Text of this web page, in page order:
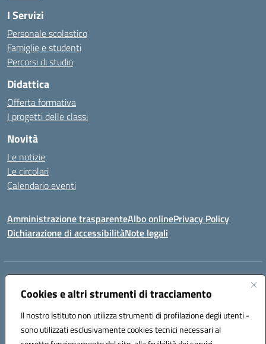
Cookies e altri strumenti di tracciamento
Il nostro Istituto non utilizza strumenti di profilazione degli utenti -
sono utilizzati esclusivamente cookies tecnici necessari al
I Servizi
Personale scolastico
Famiglie e studenti
Percorsi di studio
Didattica
Offerta formativa
I progetti delle classi
Novità
Le notizie
Le circolari
Calendario eventi
Amministrazione trasparenteAlbo onlinePrivacy Policy
Dichiarazione di accessibilitàNote legali
Indirizzo:
Centralino:0923993485 Email:tpic84500v@istruzione.it
Codice fiscale: 91039050819
Codice meccanografico:
tpic84500v